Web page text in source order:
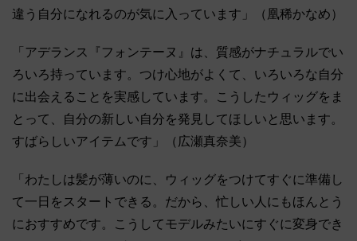
違う自分になれるのが気に入っています」（凰稀かなめ）
「アデランス『フォンテーヌ』は、質感がナチュラルでい
ろいろ持っています。つけ心地がよくて、いろいろな自分
に出会えることを実感しています。こうしたウィッグをま
とって、自分の新しい自分を発見してほしいと思います。
すばらしいアイテムです」（広瀬真奈美）
「わたしは髪が薄いのに、ウィッグをつけてすぐに準備し
て一日をスタートできる。だから、忙しい人にもほんとう
におすすめです。こうしてモデルみたいにすぐに変身でき